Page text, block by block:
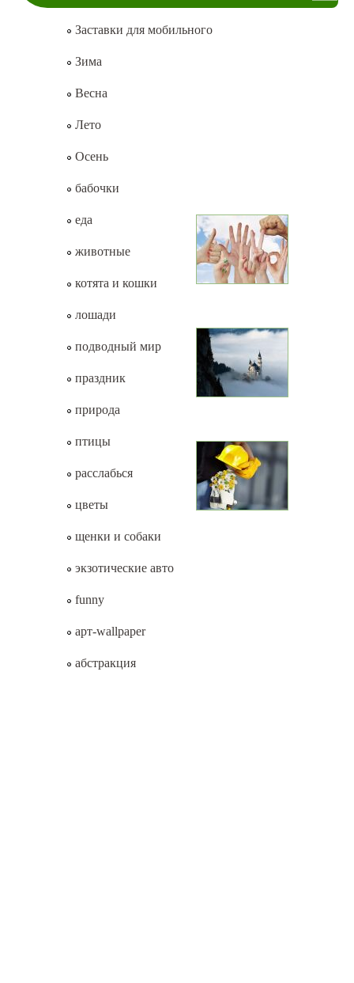
Заставки для мобильного
Зима
Весна
Лето
Осень
бабочки
еда
животные
котята и кошки
лошади
подводный мир
праздник
природа
птицы
расслабься
цветы
щенки и собаки
экзотические авто
funny
арт-wallpaper
абстракция